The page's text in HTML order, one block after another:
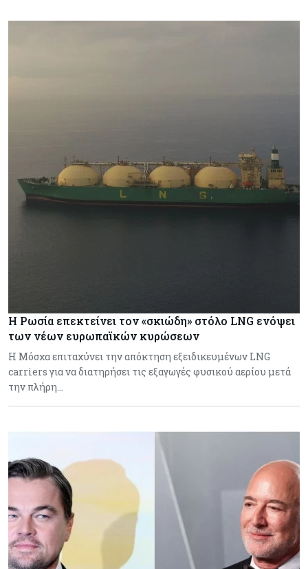
Η Ρωσία επεκτείνει τον «σκιώδη» στόλο LNG ενόψει
των νέων ευρωπαϊκών κυρώσεων
Η Μόσχα επιταχύνει την απόκτηση εξειδικευμένων LNG
carriers για να διατηρήσει τις εξαγωγές φυσικού αερίου μετά
την πλήρη…